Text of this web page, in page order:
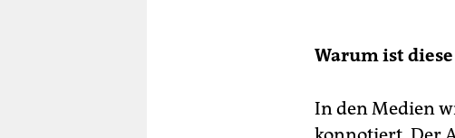
Warum ist
In den Medien